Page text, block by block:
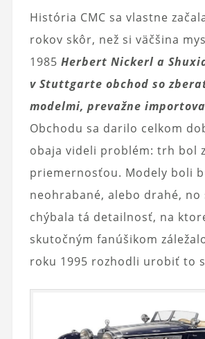
História CMC sa vlastne
rokov skôr, než si väčšina
1985 Herbert Nickerl a
v Stuttgarte obchod so
modelmi, prevažne
Obchodu sa darilo celkom
obaja videli problém: trh bol
priemernosťou. Modely boli
neohrabané, alebo drahé, no
chýbala tá detailnosť, na
skutočným fanúšikom
roku 1995 rozhodli urobiť to